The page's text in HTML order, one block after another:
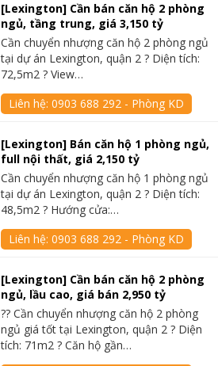
[Lexington] Cần bán căn hộ 2 phòng
ngủ, tầng trung, giá 3,150 tỷ
Cần chuyển nhượng căn hộ 2 phòng ngủ
tại dự án Lexington, quận 2 ? Diện tích:
72,5m2 ? View…
Liên hệ:0903 688 292 - Phòng KD
[Lexington] Bán căn hộ 1 phòng ngủ,
full nội thất, giá 2,150 tỷ
Cần chuyển nhượng căn hộ 1 phòng ngủ
tại dự án Lexington, quận 2 ? Diện tích:
48,5m2 ? Hướng cửa:…
Liên hệ:0903 688 292 - Phòng KD
[Lexington] Cần bán căn hộ 2 phòng
ngủ, lầu cao, giá bán 2,950 tỷ
?? Cần chuyển nhượng căn hộ 2 phòng
ngủ giá tốt tại Lexington, quận 2 ? Diện
tích: 71m2 ? Căn hộ gần…